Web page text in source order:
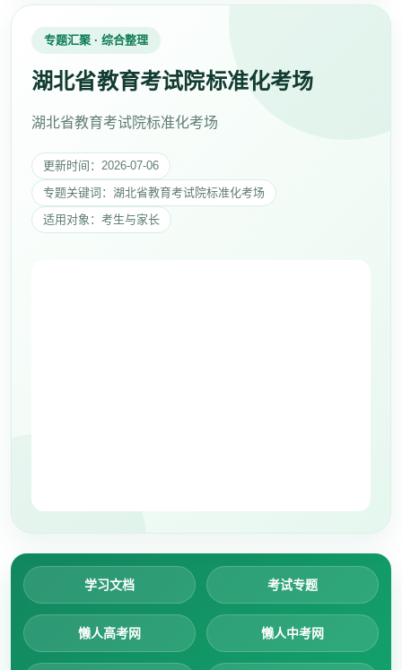
专题汇聚 · 综合整理
湖北省教育考试院标准化考场
湖北省教育考试院标准化考场
更新时间：2026-07-06
专题关键词：湖北省教育考试院标准化考场
适用对象：考生与家长
学习文档 考试专题
懒人高考网 懒人中考网